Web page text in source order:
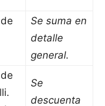
Se suma en
detalle
general.
Se
descuenta